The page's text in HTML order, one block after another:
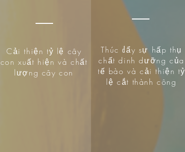
Cải thiện tỷ lệ cây
con xuất hiện và chất
lượng cây con
Thúc đẩy sự hấp thụ
chất dinh dưỡng của
tế bào và cải thiện tỷ
lệ cắt thành công